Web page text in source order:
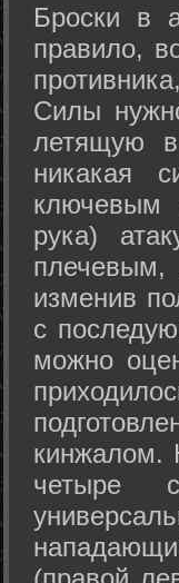
Броски в
правило,
Силы
летящую
никакая
ключевым
рука)
плечевым,
изменив
с
можно
кинжалом.
четыре